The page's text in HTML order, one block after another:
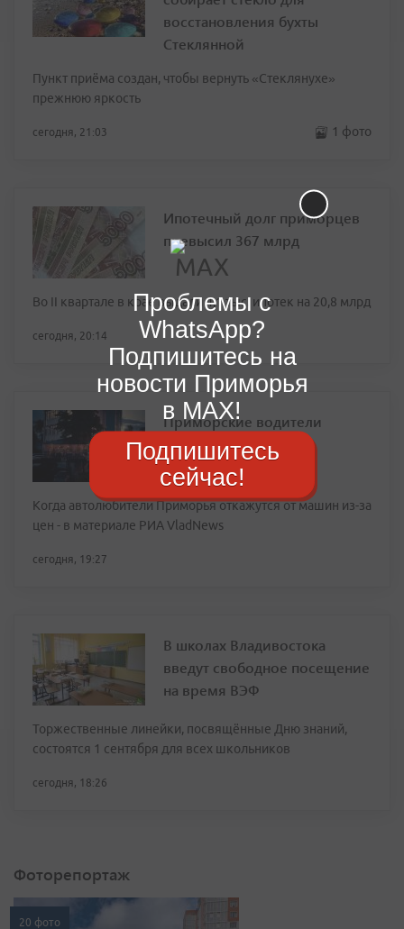
восстановления бухты
Стеклянной
Пункт приёма создан, чтобы вернуть «Стеклянухе»
прежнюю яркость
сегодня, 21:03 1 фото
Ипотечный долг приморцев
превысил 367 млрд
Во II квартале в крае выдали 4,1 тыс. ипотек на 20,8 млрд
сегодня, 20:14
Приморские водители
назвали предельную
стоимость топлива
Когда автолюбители Приморья откажутся от машин из-за
цен - в материале РИА VladNews
сегодня, 19:27
В школах Владивостока
введут свободное посещение
на время ВЭФ
Торжественные линейки, посвящённые Дню знаний,
состоятся 1 сентября для всех школьников
сегодня, 18:26
Фоторепортаж
20 фото
Проблемы с
WhatsApp?
Подпишитесь на
новости Приморья
в MAX!
Подпишитесь
сейчас!